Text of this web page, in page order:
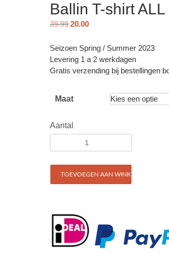
Ballin T-shirt
39.99 20.00
Seizoen Spring / Summer 2023
Levering 1 a 2 werkdagen
Gratis verzending bij bestellingen
Maat
Aantal
TOEVOEGEN AAN WINKELWAGEN